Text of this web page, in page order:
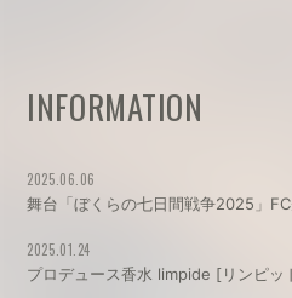
INFORMATION
2025.06.06
舞台「ぼくらの七日間戦争2025」
2025.01.24
プロデュース香水 limpide [リンピッ